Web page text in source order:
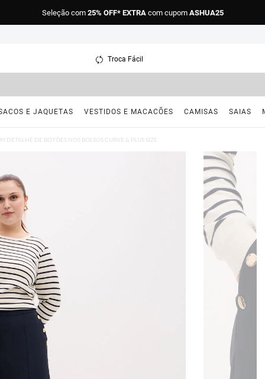
Seleção com 25% OFF* EXTRA com cupom ASHUA25
Troca Fácil
E JAQUETAS VESTIDOS E MACACÕES CAMISAS SAIAS
DETALHE DE BOTÕES NOS BOLSOS CURVE & PLUS SIZE
Branco Rosa Azul Escuro